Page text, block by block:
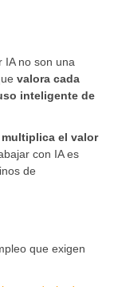
IA no son una
valora cada
inteligente de
el valor
con IA es
de
que exigen